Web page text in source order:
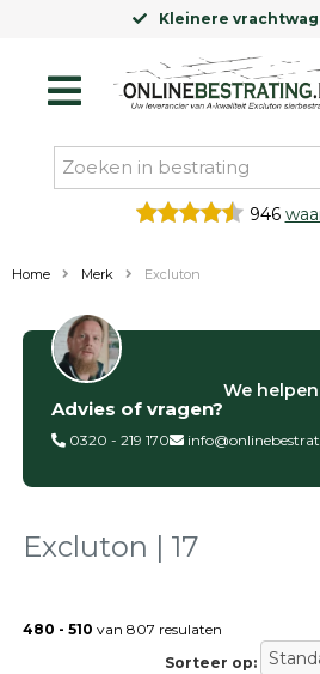
Kleinere
946
Home Merk Excluton
Categorieën
Siertegels
Betontegels
tegels
Buitentegels
Advies of vragen?
We
0320 - 219 170
Excluton | 17
480 - 510 van 807 resulaten
Sorteer op: